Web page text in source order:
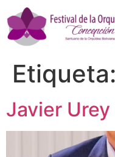
Etiqueta:
Javier